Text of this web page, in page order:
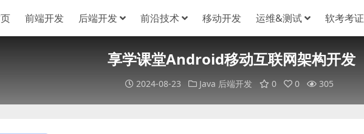
前端开发 后端开发 前沿技术 移动开发 运维&测试 软考考证
享学课堂Android移动互联网架构开发
2024-08-23 Java 后端开发 0 0 305